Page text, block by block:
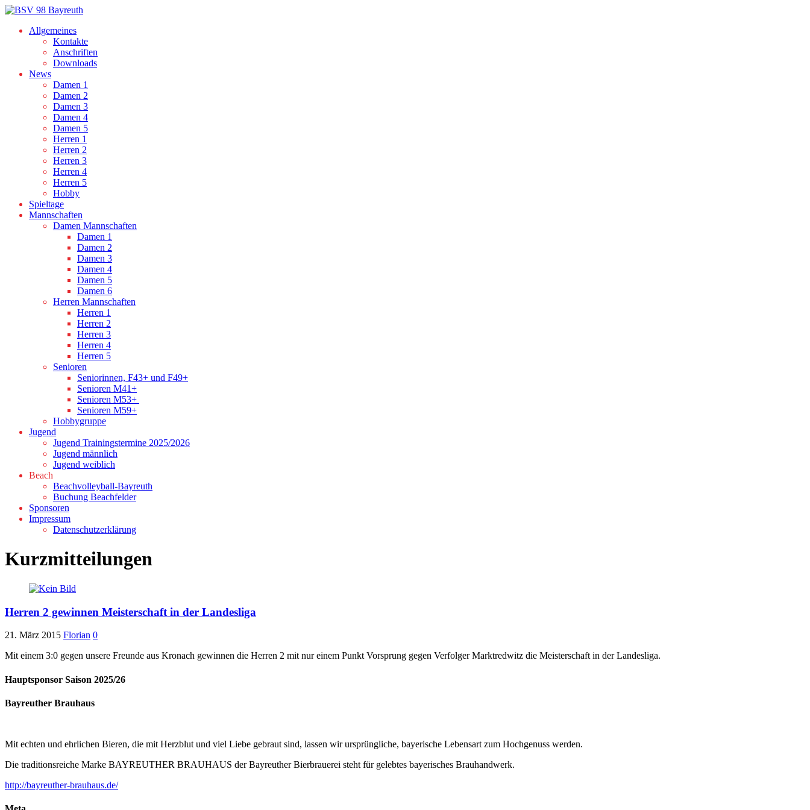
Allgemeines
Kontakte
Anschriften
Downloads
News
Damen 1
Damen 2
Damen 3
Damen 4
Damen 5
Herren 1
Herren 2
Herren 3
Herren 4
Herren 5
Hobby
Spieltage
Mannschaften
Damen Mannschaften
Damen 1
Damen 2
Damen 3
Damen 4
Damen 5
Damen 6
Herren Mannschaften
Herren 1
Herren 2
Herren 3
Herren 4
Herren 5
Senioren
Seniorinnen, F43+ und F49+
Senioren M41+
Senioren M53+
Senioren M59+
Hobbygruppe
Jugend
Jugend Trainingstermine 2025/2026
Jugend männlich
Jugend weiblich
Beach
Beachvolleyball-Bayreuth
Buchung Beachfelder
Sponsoren
Impressum
Datenschutzerklärung
Kurzmitteilungen
Herren 2 gewinnen Meisterschaft in der Landesliga
21. März 2015 Florian 0
Mit einem 3:0 gegen unsere Freunde aus Kronach gewinnen die Herren 2 mit nur einem Punkt Vorsprung gegen Verfolger Marktredwitz die Meisterschaft in der Landesliga.
Hauptsponsor Saison 2025/26
Bayreuther Brauhaus
Mit echten und ehrlichen Bieren, die mit Herzblut und viel Liebe gebraut sind, lassen wir ursprüngliche, bayerische Lebensart zum Hochgenuss werden.
Die traditionsreiche Marke BAYREUTHER BRAUHAUS der Bayreuther Bierbrauerei steht für gelebtes bayerisches Brauhandwerk.
http://bayreuther-brauhaus.de/